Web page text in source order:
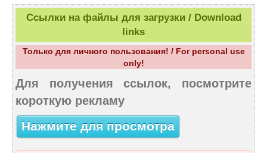
Ссылки на файлы для загрузки / Download
links
Только для личного пользования! / For personal use
only!
Для получения ссылок, посмотрите
короткую рекламу
Нажмите для просмотра